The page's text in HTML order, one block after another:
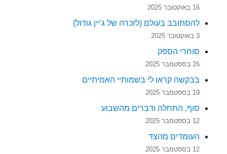
16 באוקטובר 2025
להסתובב בעולם (לזכרה של ג'יין גודול)
3 באוקטובר 2025
סוחרי הספק
26 בספטמבר 2025
בבקשה קראו לי בשמותיי האמיתיים
19 בספטמבר 2025
סוף, התחלה ודברים מהשבוע
12 בספטמבר 2025
העומדים מהצד
12 בספטמבר 2025